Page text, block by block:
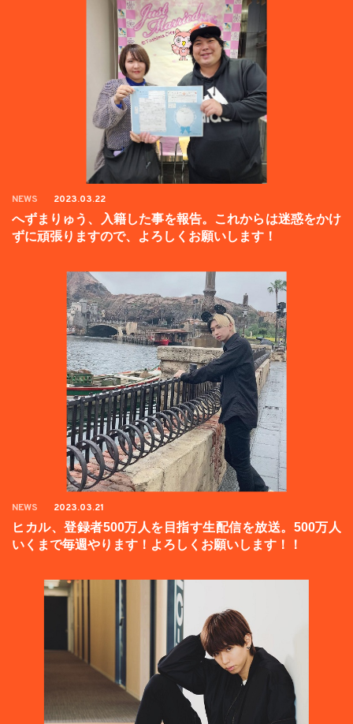
NEWS 2023.03.22
へずまりゅう、入籍した事を報告。これからは迷惑をかけ
ずに頑張りますので、よろしくお願いします！
NEWS 2023.03.21
ヒカル、登録者500万人を目指す生配信を放送。500万人
いくまで毎週やります！よろしくお願いします！！